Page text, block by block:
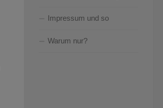
Impressum und so
Warum nur?